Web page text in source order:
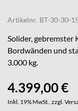
the
beginning
of
the
images
Artikelnr. BT-30-30-
Solider, gebremster
Bordwänden und
3.000 kg.
4.399,00 €
Inkl. 19% MwSt., zzgl.